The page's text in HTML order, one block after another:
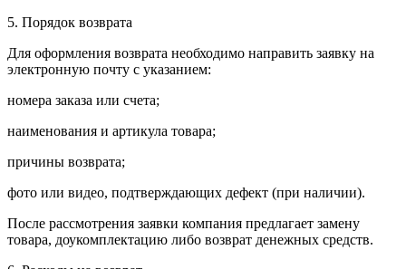
5. Порядок возврата
Для оформления возврата необходимо направить заявку на
электронную почту с указанием:
номера заказа или счета;
наименования и артикула товара;
причины возврата;
фото или видео, подтверждающих дефект (при наличии).
После рассмотрения заявки компания предлагает замену
товара, доукомплектацию либо возврат денежных средств.